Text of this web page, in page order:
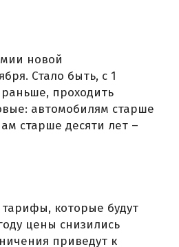
новой
Стало быть, с 1
проходить
автомобилям старше
старше десяти лет –
которые будут
цены снизились
приведут к